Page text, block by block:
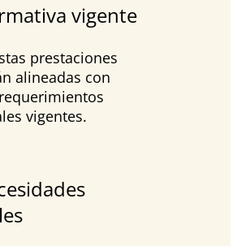
vigente
prestaciones
alineadas con
vigentes.